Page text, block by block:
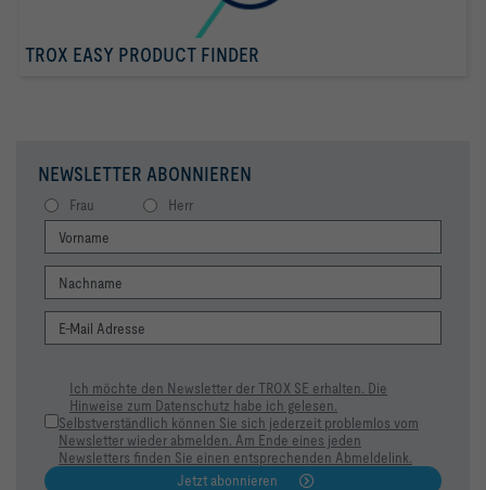
TROX EASY PRODUCT FINDER
NEWSLETTER ABONNIEREN
Frau Herr
Ich möchte den Newsletter der TROX SE erhalten. Die
Hinweise zum Datenschutz habe ich gelesen.
Selbstverständlich können Sie sich jederzeit problemlos vom
Newsletter wieder abmelden. Am Ende eines jeden
Newsletters finden Sie einen entsprechenden Abmeldelink.
Jetzt abonnieren